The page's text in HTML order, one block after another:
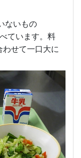
ないもの
ています。料
せて一口大に